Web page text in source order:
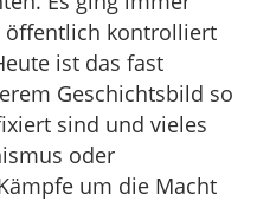
öffentlich kontrolliert
ist das fast
Geschichtsbild so
sind und vieles
oder
um die Macht